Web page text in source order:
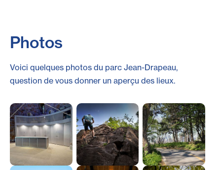
Photos
Voici quelques photos du parc Jean-Drapeau,
question de vous donner un aperçu des lieux.